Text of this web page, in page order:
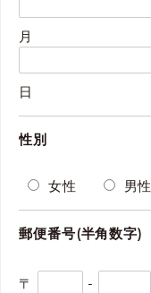
月
日
性別
女性 男性
郵便番号(半角数字)
〒 -